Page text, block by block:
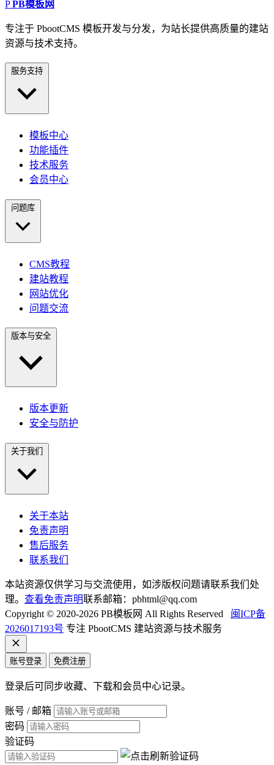
P PB模板网
专注于 PbootCMS 模板开发与分发，为站长提供高质量的建站
资源与技术支持。
服务支持
模板中心
功能插件
技术服务
会员中心
问题库
CMS教程
建站教程
网站优化
问题交流
版本与安全
版本更新
安全与防护
关于我们
关于本站
免责声明
售后服务
联系我们
本站资源仅供学习与交流使用，如涉版权问题请联系我们处
理。 查看免责声明联系邮箱：pbhtml@qq.com
Copyright © 2020-2026 PB模板网 All Rights Reserved 闽ICP备
2026017193号 专注 PbootCMS 建站资源与技术服务
账号登录 免费注册
登录后可同步收藏、下载和会员中心记录。
账号 / 邮箱
密码
验证码